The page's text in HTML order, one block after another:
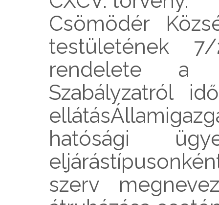
Csömödér
testületének 7/
rendelete a
Szabályzatról
hatósági
szerv